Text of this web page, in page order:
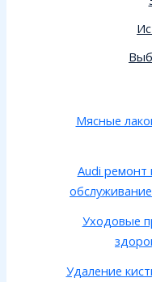
Мясные
Audi ремонт
Уходовые
Удаление